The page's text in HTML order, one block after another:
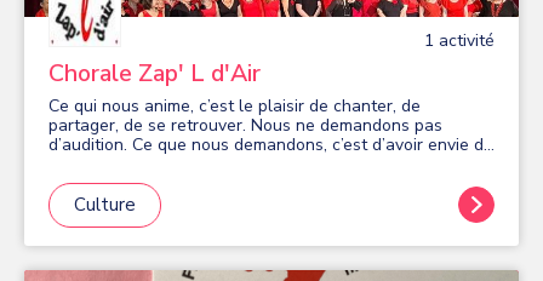
1 activité
Chorale Zap' L d'Air
Ce qui nous anime, c’est le plaisir de chanter, de
partager, de se retrouver. Nous ne demandons pas
d’audition. Ce que nous demandons, c’est d’avoir envie de
C’est déjà un très bon début! Si vous êtes intéressé(e),
contactez-nous pour savoir si nous avons la possibilité
de vous accueillir.
Culture